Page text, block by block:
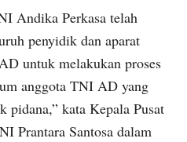
Andika Perkasa telah
penyidik dan aparat
untuk melakukan proses
anggota TNI AD yang
pidana,” kata Kepala Pusat
Prantara Santosa dalam